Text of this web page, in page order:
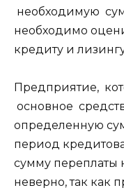
необходимую
необходимо
кредиту и
Предприятие,
основное
определенную
период
сумму переплаты
неверно, так как